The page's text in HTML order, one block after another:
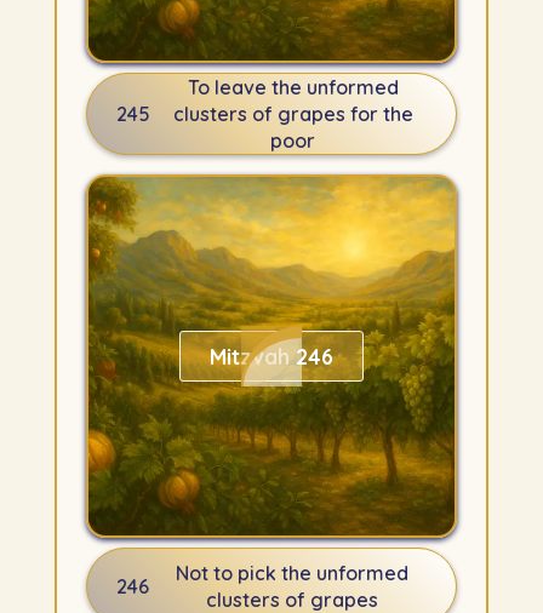
245
To leave the unformed
clusters of grapes for the
poor
Mitzvah 246
246
Not to pick the unformed
clusters of grapes